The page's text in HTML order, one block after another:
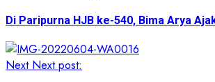
Di Paripurna HJB ke-540, Bima Arya
Next Next post: